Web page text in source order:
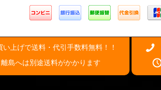
上げで送料・代引手数料無料！！
島へは別途送料がかかります